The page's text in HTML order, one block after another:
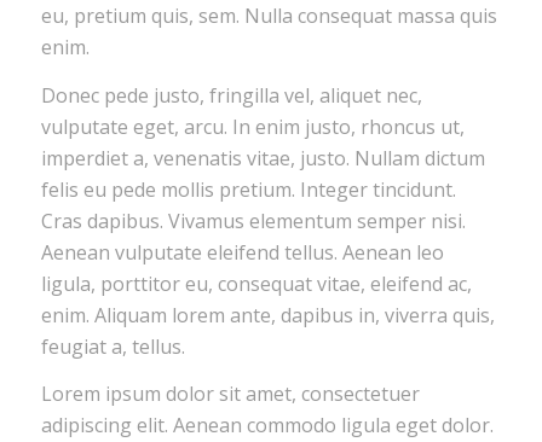
eu, pretium quis, sem. Nulla consequat massa quis
enim.
Donec pede justo, fringilla vel, aliquet nec,
vulputate eget, arcu. In enim justo, rhoncus ut,
imperdiet a, venenatis vitae, justo. Nullam dictum
felis eu pede mollis pretium. Integer tincidunt.
Cras dapibus. Vivamus elementum semper nisi.
Aenean vulputate eleifend tellus. Aenean leo
ligula, porttitor eu, consequat vitae, eleifend ac,
enim. Aliquam lorem ante, dapibus in, viverra quis,
feugiat a, tellus.
Lorem ipsum dolor sit amet, consectetuer
adipiscing elit. Aenean commodo ligula eget dolor.